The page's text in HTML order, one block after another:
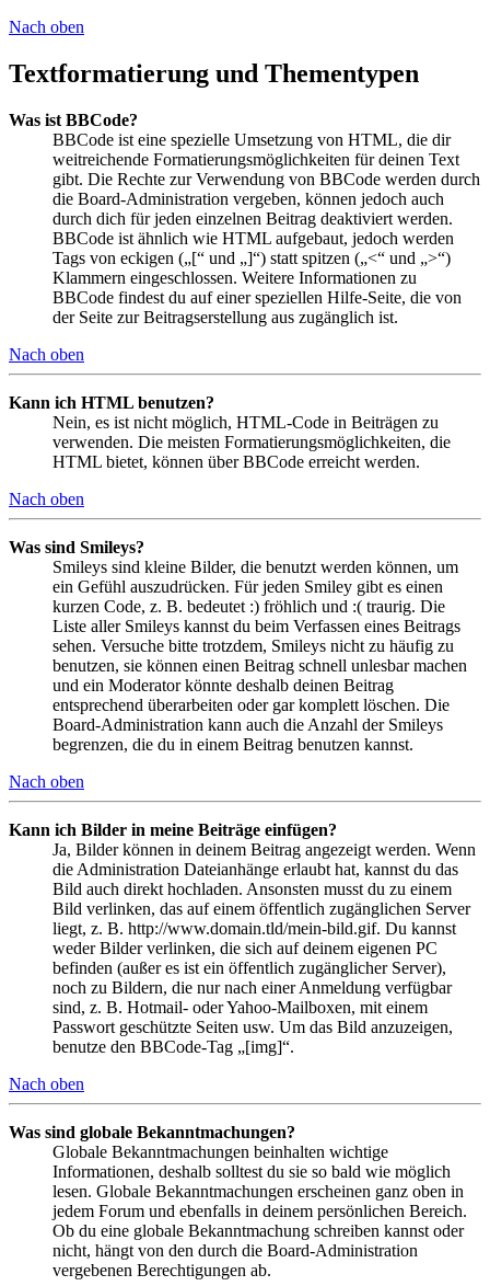
Nach oben
Textformatierung und Thementypen
Was ist BBCode?
BBCode ist eine spezielle Umsetzung von HTML, die dir
weitreichende Formatierungsmöglichkeiten für deinen Text
gibt. Die Rechte zur Verwendung von BBCode werden durch
die Board-Administration vergeben, können jedoch auch
durch dich für jeden einzelnen Beitrag deaktiviert werden.
BBCode ist ähnlich wie HTML aufgebaut, jedoch werden
Tags von eckigen („[“ und „]“) statt spitzen („<“ und „>“)
Klammern eingeschlossen. Weitere Informationen zu
BBCode findest du auf einer speziellen Hilfe-Seite, die von
der Seite zur Beitragserstellung aus zugänglich ist.
Nach oben
Kann ich HTML benutzen?
Nein, es ist nicht möglich, HTML-Code in Beiträgen zu
verwenden. Die meisten Formatierungsmöglichkeiten, die
HTML bietet, können über BBCode erreicht werden.
Nach oben
Was sind Smileys?
Smileys sind kleine Bilder, die benutzt werden können, um
ein Gefühl auszudrücken. Für jeden Smiley gibt es einen
kurzen Code, z. B. bedeutet :) fröhlich und :( traurig. Die
Liste aller Smileys kannst du beim Verfassen eines Beitrags
sehen. Versuche bitte trotzdem, Smileys nicht zu häufig zu
benutzen, sie können einen Beitrag schnell unlesbar machen
und ein Moderator könnte deshalb deinen Beitrag
entsprechend überarbeiten oder gar komplett löschen. Die
Board-Administration kann auch die Anzahl der Smileys
begrenzen, die du in einem Beitrag benutzen kannst.
Nach oben
Kann ich Bilder in meine Beiträge einfügen?
Ja, Bilder können in deinem Beitrag angezeigt werden. Wenn
die Administration Dateianhänge erlaubt hat, kannst du das
Bild auch direkt hochladen. Ansonsten musst du zu einem
Bild verlinken, das auf einem öffentlich zugänglichen Server
liegt, z. B. http://www.domain.tld/mein-bild.gif. Du kannst
weder Bilder verlinken, die sich auf deinem eigenen PC
befinden (außer es ist ein öffentlich zugänglicher Server),
noch zu Bildern, die nur nach einer Anmeldung verfügbar
sind, z. B. Hotmail- oder Yahoo-Mailboxen, mit einem
Passwort geschützte Seiten usw. Um das Bild anzuzeigen,
benutze den BBCode-Tag „[img]“.
Nach oben
Was sind globale Bekanntmachungen?
Globale Bekanntmachungen beinhalten wichtige
Informationen, deshalb solltest du sie so bald wie möglich
lesen. Globale Bekanntmachungen erscheinen ganz oben in
jedem Forum und ebenfalls in deinem persönlichen Bereich.
Ob du eine globale Bekanntmachung schreiben kannst oder
nicht, hängt von den durch die Board-Administration
vergebenen Berechtigungen ab.